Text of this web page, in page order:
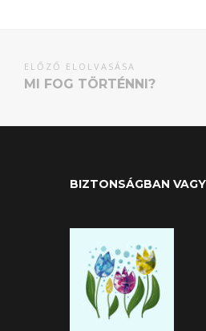
ELŐZŐ ELOLVASÁSA
MI FOG TÖRTÉNNI?
BIZTONSÁGBAN VAGY